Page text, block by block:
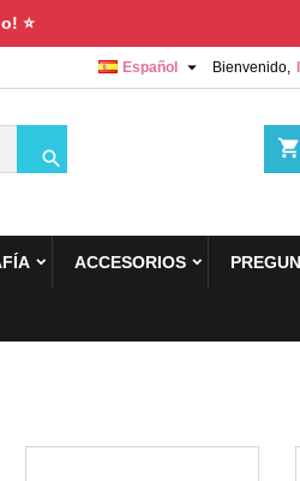
⭐
Bienvenido,
Español 
shopping_cart

ACCESORIOS